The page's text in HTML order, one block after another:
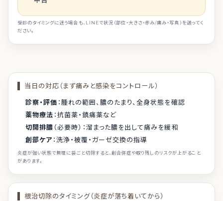
受診のタイミングに迷う場合も、LINEで状況（部位・大きさ・赤み/痛み・写真）を送ってく
ださい。
当日の対応（まず痛みと感染をコントロール）
診察・評価 ：腫れの範囲、膿のたまり、全身状態を確認
薬物療法 ：抗菌薬・鎮痛薬など
切開排膿 （必要時）：溜まった膿を出して痛みを緩和
創部ケア：洗浄・被覆・ガーゼ交換の指導
炎症が強い状態で無理に袋ごと切除すると、創合併症や取り残しのリスクが上がること
があります。
根治切除のタイミング（炎症が落ち着いてから）